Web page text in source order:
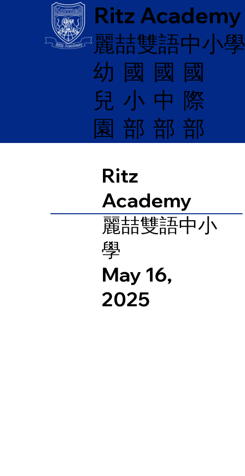
Ritz Academy
麗喆雙語中小學
幼
兒
園
​國
小
部
國
中
部
國
際
部
Ritz
Academy
麗喆雙語中小
學
May 16,
2025